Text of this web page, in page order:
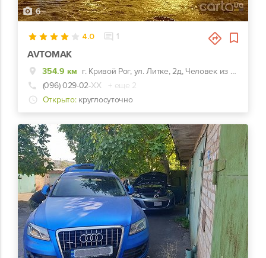
6
4.0 1
AVTOMAK
354.9 км
г. Кривой Рог, ул. Литке, 2д, Человек из шин на перекрестке
(096) 029-02-ХХ
+ еще 2
Открыто: круглосуточно